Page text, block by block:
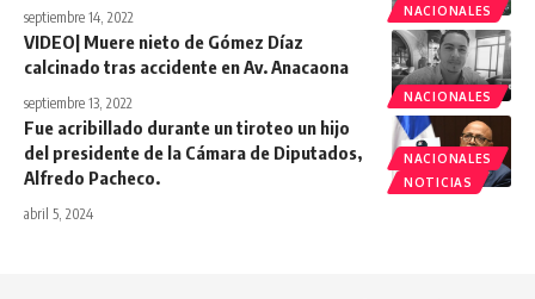
NACIONALES
septiembre 14, 2022
NACIONALES
VIDEO| Muere nieto de Gómez Díaz
calcinado tras accidente en Av. Anacaona
septiembre 13, 2022
NACIONALES
NOTICIAS
Fue acribillado durante un tiroteo un hijo
del presidente de la Cámara de Diputados,
Alfredo Pacheco.
abril 5, 2024